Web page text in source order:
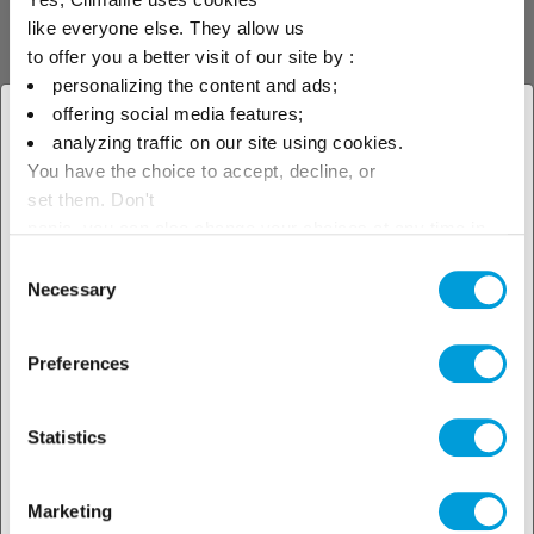
like everyone else. They allow us
to offer you a better visit of our site by :
personalizing the content and ads;
offering social media features;
analyzing traffic on our site using cookies.
You have the choice to accept, decline, or
set them. Don't
Selection
Necessary
Preferences
Statistics
Marketing
× Schliessen
Wählen Sie Ihren geografischen
Nick Willams berichtet: „Wir haben Solstice®
ze von Honeywell etwa zwei Jahre lang
ist traditionellen Kältemitteln wie R-134a und
Kohlenwasserstoff R-290 ebenbürtig oder
Änderungen haben wir erreicht, dass der
R-134a ist. Er läuft besonders gut bei hohen
Gastronomie ist.